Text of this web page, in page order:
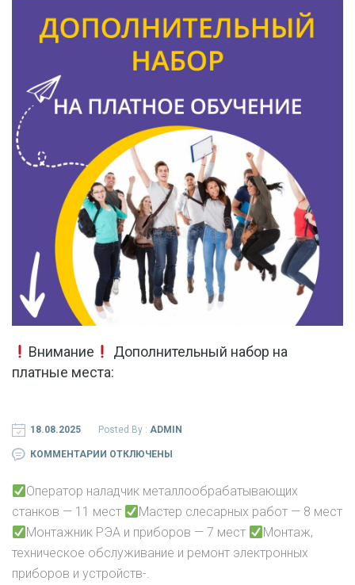
МАШИНОСТРОЕНИЯ».
Внимание
Дополнительный набор на
платные места:
18.08.2025 Posted By : ADMIN
КОММЕНТАРИИ К
ВНИМАНИЕ
ДОПОЛНИТЕЛЬНЫЙ
НАБОР
ОТКЛЮЧЕНЫ
Оператор наладчик металлообрабатывающих
станков — 11 мест
Мастер слесарных работ — 8 мест
Монтажник РЭА и приборов — 7 мест
Монтаж,
техническое обслуживание и ремонт электронных
приборов и устройств-.